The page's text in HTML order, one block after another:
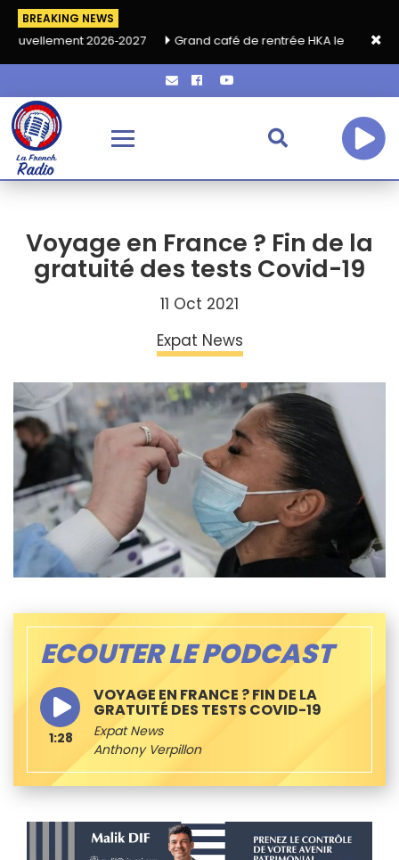
BREAKING NEWS
2026‑2027 Grand café de rentrée HKA le vendredi 18
Voyage en France ? Fin de la
gratuité des tests Covid-19
11 Oct 2021
Expat News
ECOUTER LE PODCAST
VOYAGE EN FRANCE ? FIN DE LA
GRATUITÉ DES TESTS COVID-19
Expat News
Anthony Verpillon
1:28